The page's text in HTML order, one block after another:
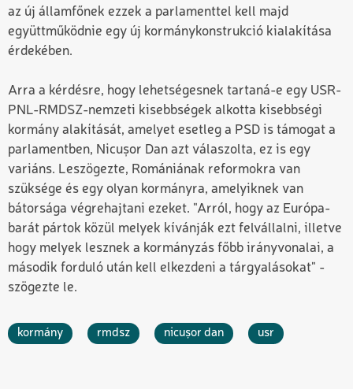
az új államfőnek ezzek a parlamenttel kell majd
együttműködnie egy új kormánykonstrukció kialakítása
érdekében.
Arra a kérdésre, hogy lehetségesnek tartaná-e egy USR-
PNL-RMDSZ-nemzeti kisebbségek alkotta kisebbségi
kormány alakítását, amelyet esetleg a PSD is támogat a
parlamentben, Nicușor Dan azt válaszolta, ez is egy
variáns. Leszögezte, Romániának reformokra van
szüksége és egy olyan kormányra, amelyiknek van
bátorsága végrehajtani ezeket. "Arról, hogy az Európa-
barát pártok közül melyek kívánják ezt felvállalni, illetve
hogy melyek lesznek a kormányzás főbb irányvonalai, a
második forduló után kell elkezdeni a tárgyalásokat" -
szögezte le.
kormány rmdsz nicușor dan usr